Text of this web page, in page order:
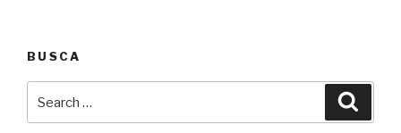
BUSCA